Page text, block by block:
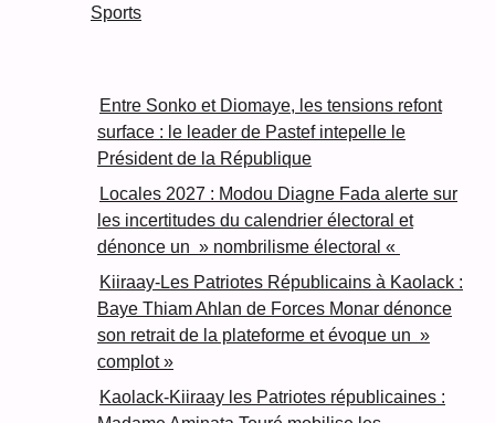
Sports
Entre Sonko et Diomaye, les tensions refont
surface : le leader de Pastef intepelle le
Président de la République
Locales 2027 : Modou Diagne Fada alerte sur
les incertitudes du calendrier électoral et
dénonce un » nombrilisme électoral «
Kiiraay-Les Patriotes Républicains à Kaolack :
Baye Thiam Ahlan de Forces Monar dénonce
son retrait de la plateforme et évoque un »
complot »
Kaolack-Kiiraay les Patriotes républicaines :